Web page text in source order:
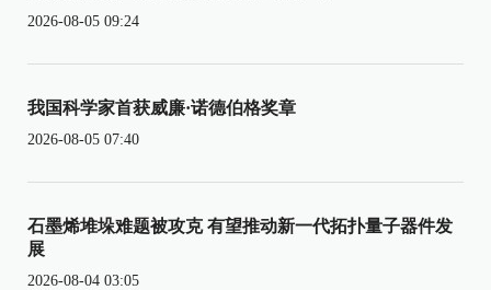
2026-08-05 09:24
我国科学家首获威廉·诺德伯格奖章
2026-08-05 07:40
石墨烯堆垛难题被攻克 有望推动新一代拓扑量子器件发
展
2026-08-04 03:05